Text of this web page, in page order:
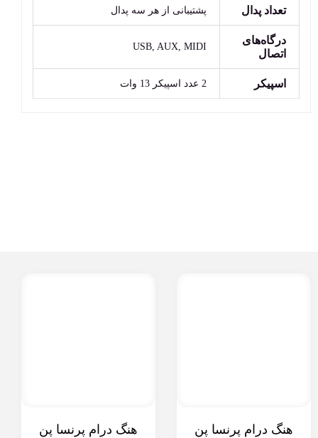
تعداد پدال پشتیبانی از هر سه پدال
درگاه‌های
اتصال
USB, AUX, MIDI
اسپیکر 2 عدد اسپیکر 13 وات
هنگ درام پرنسا پن
هنگ درام پرنسا پن